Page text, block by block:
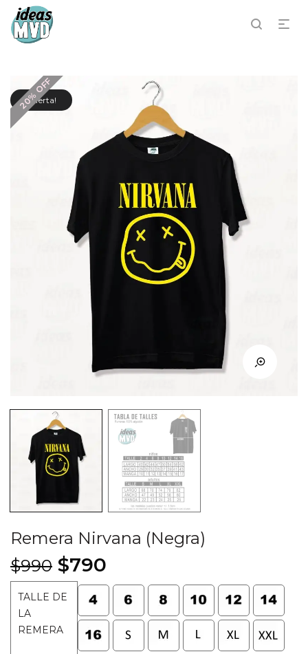
¡Oferta!
20% OFF
Remera Nirvana (Negra)
$990 El
precio
original
era:
$990.
$790
precio
actual
es:
$790.
TALLE DE
LA
REMERA